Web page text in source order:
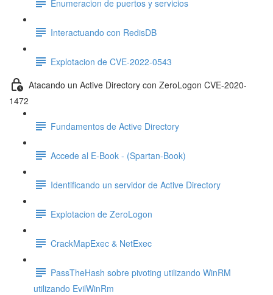
Enumeracion de puertos y servicios
Interactuando con RedisDB
Explotacion de CVE-2022-0543
Atacando un Active Directory con ZeroLogon CVE-2020-
1472
Fundamentos de Active Directory
Accede al E-Book - (Spartan-Book)
Identificando un servidor de Active Directory
Explotacion de ZeroLogon
CrackMapExec & NetExec
PassTheHash sobre pivoting utilizando WinRM
utilizando EvilWinRm